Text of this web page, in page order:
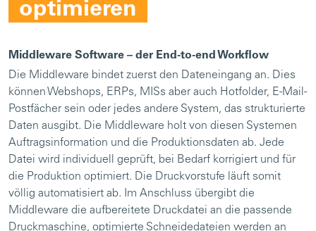
optimieren
Middleware Software – der End-to-end Workflow
Die Middleware bindet zuerst den Dateneingang an. Dies
können Webshops, ERPs, MISs aber auch Hotfolder, E-Mail-
Postfächer sein oder jedes andere System, das strukturierte
Daten ausgibt. Die Middleware holt von diesen Systemen
Auftragsinformation und die Produktionsdaten ab. Jede
Datei wird individuell geprüft, bei Bedarf korrigiert und für
die Produktion optimiert. Die Druckvorstufe läuft somit
völlig automatisiert ab. Im Anschluss übergibt die
Middleware die aufbereitete Druckdatei an die passende
Druckmaschine, optimierte Schneidedateien werden an